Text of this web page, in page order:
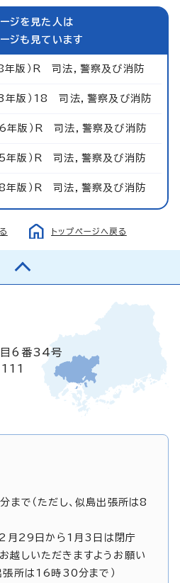
ジを見た人は
ジも見ています
年版）R 司法，警察及び消防
年版）18 司法，警察及び消防
年版）R 司法，警察及び消防
年版）R 司法，警察及び消防
年版）R 司法，警察及び消防
トップページへ戻る
目6番34号
で（ただし、似島出張所は8
月29日から1月3日は閉庁
越しいただきますようお願い
張所は16時30分まで）